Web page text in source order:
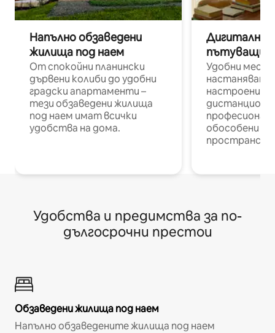
Напълно обзаведени
жилища под наем
От спокойни планински
дървени колиби до удобни
градски апартаменти –
тези обзаведени жилища
под наем имат всички
удобства на дома.
Дигитални
пътуващи
Удобни
настаняване
настроени и
обособени
Удобства и предимства за по-
дългосрочни престои
Обзаведени жилища под наем
Напълно обзаведените жилища под наем